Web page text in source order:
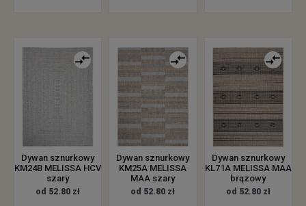
Dywan sznurkowy
KM24B MELISSA HCV
szary
od 52.80 zł
Dywan sznurkowy
KM25A MELISSA
MAA szary
od 52.80 zł
Dywan sznurkowy
KL71A MELISSA MAA
brązowy
od 52.80 zł